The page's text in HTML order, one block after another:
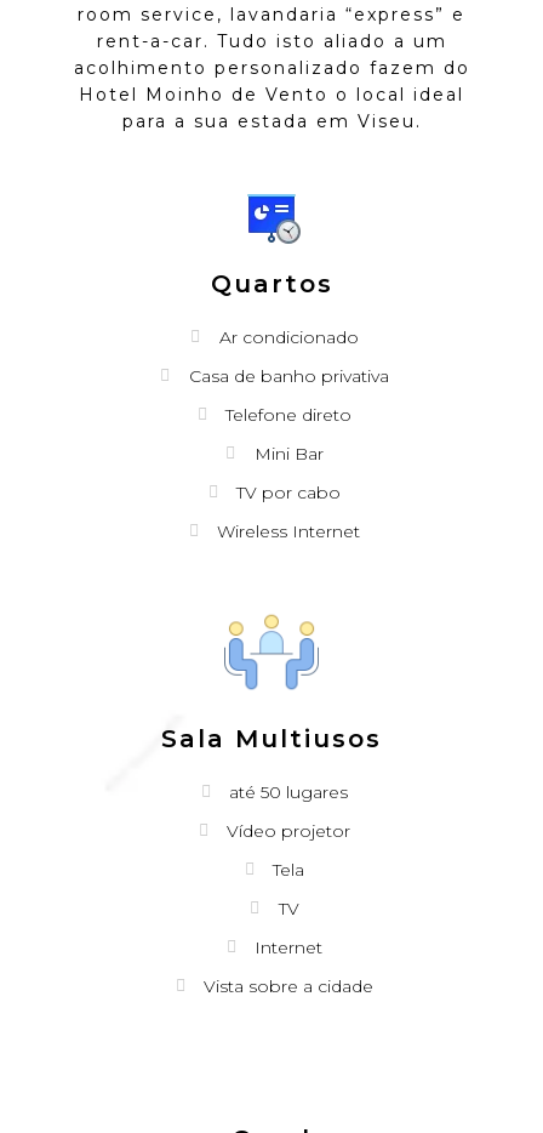
room service, lavandaria “express” e
rent-a-car. Tudo isto aliado a um
acolhimento personalizado fazem do
Hotel Moinho de Vento o local ideal
para a sua estada em Viseu.
Quartos
Ar condicionado
Casa de banho privativa
Telefone direto
Mini Bar
TV por cabo
Wireless Internet
Sala Multiusos
até 50 lugares
Vídeo projetor
Tela
TV
Internet
Vista sobre a cidade